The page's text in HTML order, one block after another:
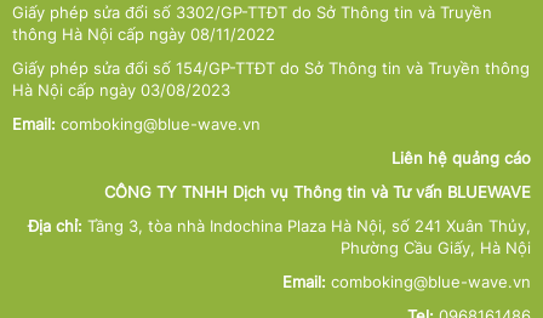
Giấy phép sửa đổi số 3302/GP-TTĐT do Sở Thông tin và Truyền
thông Hà Nội cấp ngày 08/11/2022
Giấy phép sửa đổi số 154/GP-TTĐT do Sở Thông tin và Truyền thông
Hà Nội cấp ngày 03/08/2023
Email: comboking@blue-wave.vn
Liên hệ quảng cáo
CÔNG TY TNHH Dịch vụ Thông tin và Tư vấn BLUEWAVE
Địa chỉ: Tầng 3, tòa nhà Indochina Plaza Hà Nội, số 241 Xuân Thủy,
Phường Cầu Giấy, Hà Nội
Email: comboking@blue-wave.vn